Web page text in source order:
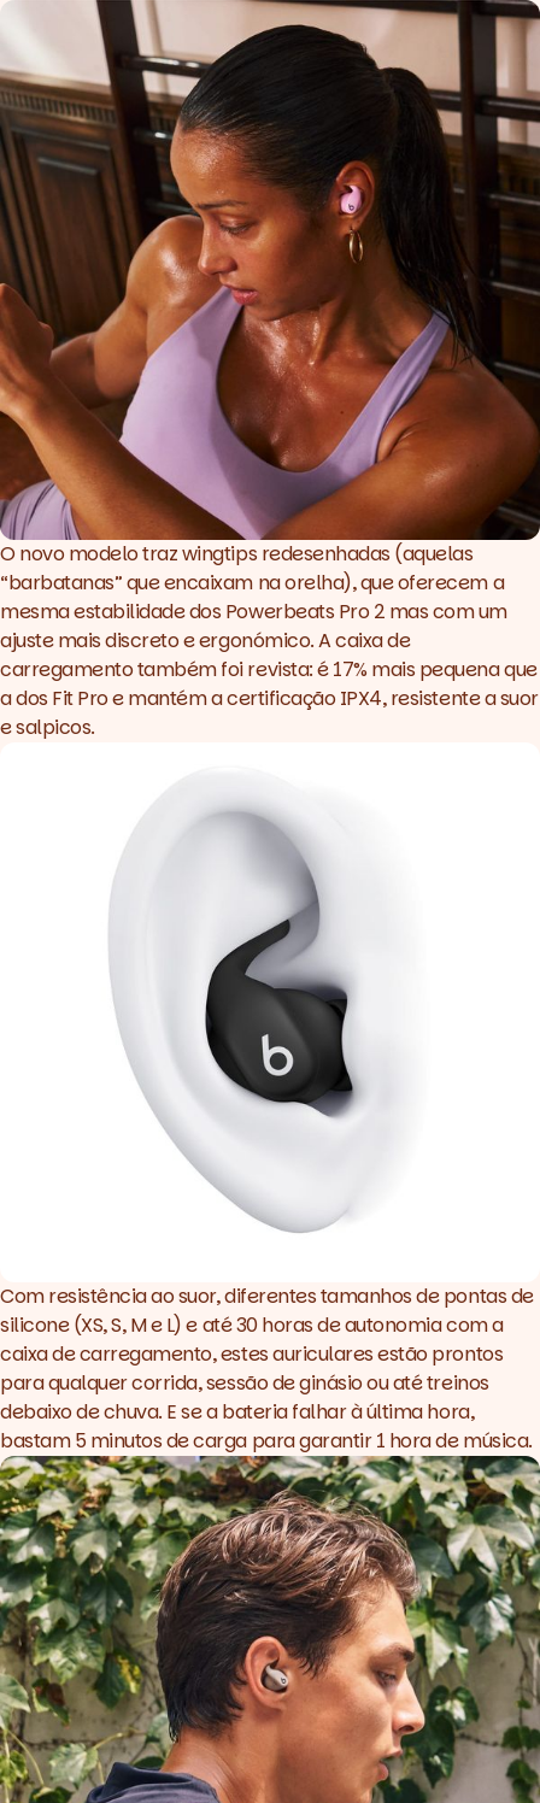
O novo modelo traz wingtips redesenhadas (aquelas
“barbatanas” que encaixam na orelha), que oferecem a
mesma estabilidade dos Powerbeats Pro 2 mas com um
ajuste mais discreto e ergonómico. A caixa de
carregamento também foi revista: é 17% mais pequena que
a dos Fit Pro e mantém a certificação IPX4, resistente a suor
e salpicos.
Com resistência ao suor, diferentes tamanhos de pontas de
silicone (XS, S, M e L) e até 30 horas de autonomia com a
caixa de carregamento, estes auriculares estão prontos
para qualquer corrida, sessão de ginásio ou até treinos
debaixo de chuva. E se a bateria falhar à última hora,
bastam 5 minutos de carga para garantir 1 hora de música.